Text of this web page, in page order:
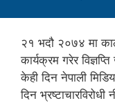
२१ भदौ २०७४ मा
कार्यक्रम गरेर
केही दिन नेपाली
दिन भ्रष्टाचारविरोधी